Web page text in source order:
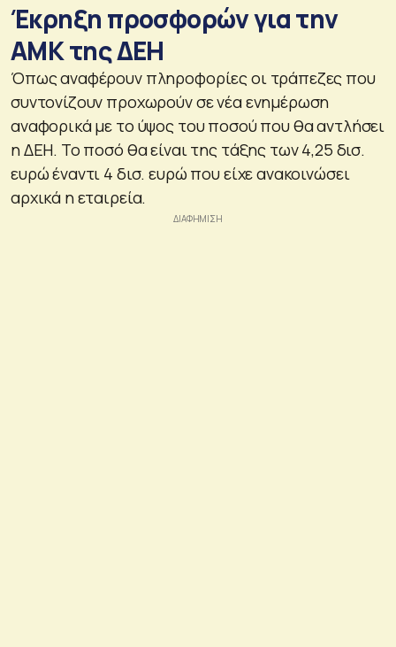
Έκρηξη προσφορών για την
ΑΜΚ της ΔΕΗ
Όπως αναφέρουν πληροφορίες οι τράπεζες που
συντονίζουν προχωρούν σε νέα ενημέρωση
αναφορικά με το ύψος του ποσού που θα αντλήσει
η ΔΕΗ. Το ποσό θα είναι της τάξης των 4,25 δισ.
ευρώ έναντι 4 δισ. ευρώ που είχε ανακοινώσει
αρχικά η εταιρεία.